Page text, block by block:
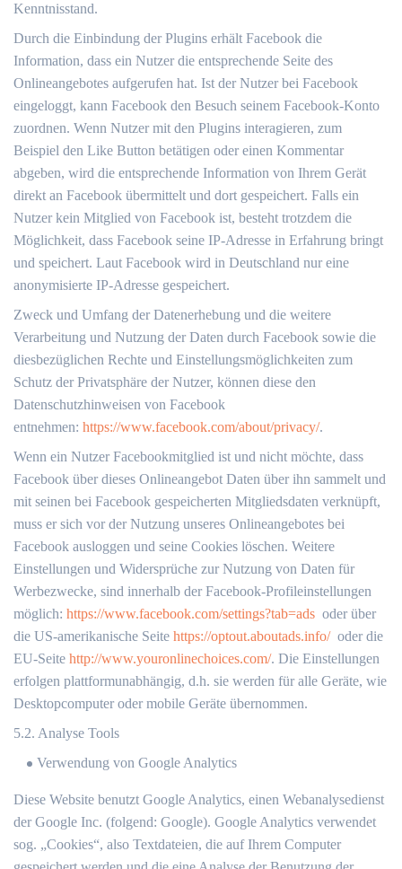
Kenntnisstand.
Durch die Einbindung der Plugins erhält Facebook die
Information, dass ein Nutzer die entsprechende Seite des
Onlineangebotes aufgerufen hat. Ist der Nutzer bei Facebook
eingeloggt, kann Facebook den Besuch seinem Facebook-Konto
zuordnen. Wenn Nutzer mit den Plugins interagieren, zum
Beispiel den Like Button betätigen oder einen Kommentar
abgeben, wird die entsprechende Information von Ihrem Gerät
direkt an Facebook übermittelt und dort gespeichert. Falls ein
Nutzer kein Mitglied von Facebook ist, besteht trotzdem die
Möglichkeit, dass Facebook seine IP-Adresse in Erfahrung bringt
und speichert. Laut Facebook wird in Deutschland nur eine
anonymisierte IP-Adresse gespeichert.
Zweck und Umfang der Datenerhebung und die weitere
Verarbeitung und Nutzung der Daten durch Facebook sowie die
diesbezüglichen Rechte und Einstellungsmöglichkeiten zum
Schutz der Privatsphäre der Nutzer, können diese den
Datenschutzhinweisen von Facebook
entnehmen: https://www.facebook.com/about/privacy/.
Wenn ein Nutzer Facebookmitglied ist und nicht möchte, dass
Facebook über dieses Onlineangebot Daten über ihn sammelt und
mit seinen bei Facebook gespeicherten Mitgliedsdaten verknüpft,
muss er sich vor der Nutzung unseres Onlineangebotes bei
Facebook ausloggen und seine Cookies löschen. Weitere
Einstellungen und Widersprüche zur Nutzung von Daten für
Werbezwecke, sind innerhalb der Facebook-Profileinstellungen
möglich: https://www.facebook.com/settings?tab=ads oder über
die US-amerikanische Seite https://optout.aboutads.info/oder die
EU-Seite http://www.youronlinechoices.com/. Die Einstellungen
erfolgen plattformunabhängig, d.h. sie werden für alle Geräte, wie
Desktopcomputer oder mobile Geräte übernommen.
5.2. Analyse Tools
Verwendung von Google Analytics
Diese Website benutzt Google Analytics, einen Webanalysedienst
der Google Inc. (folgend: Google). Google Analytics verwendet
sog. „Cookies“, also Textdateien, die auf Ihrem Computer